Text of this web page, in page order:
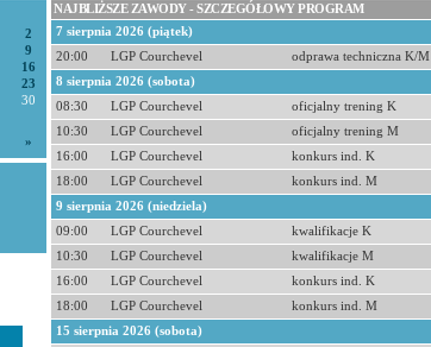
2
9
16
23
30
»
NAJBLIŻSZE ZAWODY - SZCZEGÓŁOWY PROGRAM
7 sierpnia 2026 (piątek)
20:00
LGP Courchevel
odprawa techniczna K/M
8 sierpnia 2026 (sobota)
08:30
LGP Courchevel
oficjalny trening K
10:30
LGP Courchevel
oficjalny trening M
16:00
LGP Courchevel
konkurs ind. K
18:00
LGP Courchevel
konkurs ind. M
9 sierpnia 2026 (niedziela)
09:00
LGP Courchevel
kwalifikacje K
10:30
LGP Courchevel
kwalifikacje M
16:00
LGP Courchevel
konkurs ind. K
18:00
LGP Courchevel
konkurs ind. M
15 sierpnia 2026 (sobota)